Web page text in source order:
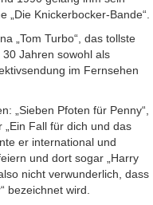
„Die Knickerbocker-Bande“.
„Tom Turbo“, das tollste
Jahren sowohl als
im Fernsehen
„Sieben Pfoten für Penny“,
„Ein Fall für dich und das
er international und
und dort sogar „Harry
nicht verwunderlich, dass
bezeichnet wird.